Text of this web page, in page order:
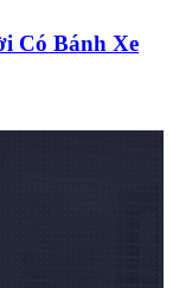
Có Bánh Xe